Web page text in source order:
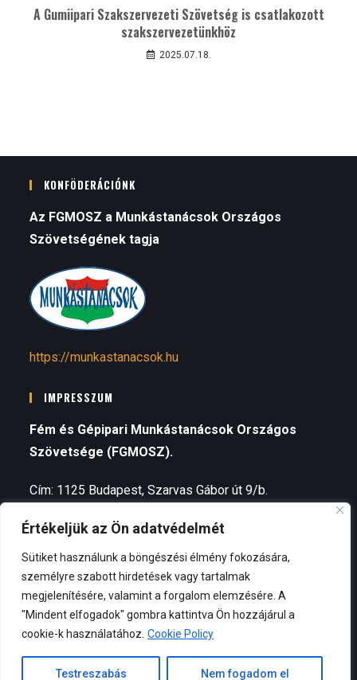
Értékeljük az Ön adatvédelmét
Sütiket használunk a böngészési élmény fokozására,
személyre szabott hirdetések vagy tartalmak
megjelenítésére, valamint a forgalom elemzésére. A
"Mindent elfogadok" gombra kattintva Ön hozzájárul a
cookie-k használatához. Cookie Policy
Testreszabás Nem fogadom el
A Gumiipari Szakszervezeti Szövetség is csatlakozott
szakszervezetünkhöz
2025.07.18.
KONFÖDERÁCIÓNK
Az FGMOSZ a Munkástanácsok Országos
Szövetségének tagja
https://munkastanacsok.hu
IMPRESSZUM
Fém és Gépipari Munkástanácsok Országos
Szövetsége (FGMOSZ).
Cím: 1125 Budapest, Szarvas Gábor út 9/b.
Telefon: +3630 964 3422 (Valovits Nóra, alelnök)
E-mail: fgmosz@munkastanacsok.eu